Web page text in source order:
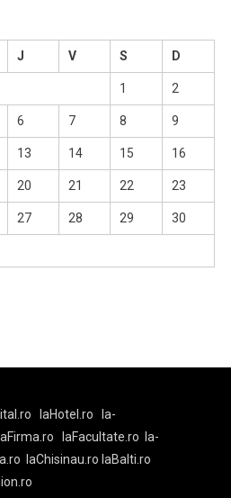
J V S D
1 2
6 7 8 9
13 14 15 16
20 21 22 23
27 28 29 30
laHotel.ro
la-
laFirma.ro laFacultate.ro
la-
laChisinau.ro laBalti.ro